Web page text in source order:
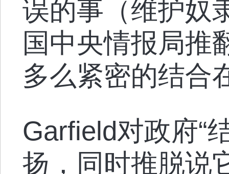
误的事（维护奴
国中央情报局推
多么紧密的结合
Garfield对政府“
扬，同时推脱说